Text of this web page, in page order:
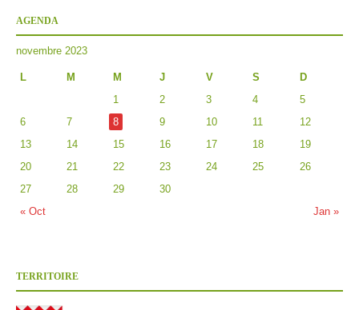
AGENDA
novembre 2023
L M M J V S D
« Oct Jan »
1 2 3 4
5
6
7 8 9 10 11
12
13
14 15 16 17 18
19
20
21 22 23 24 25
26
27
28 29 30
TERRITOIRE